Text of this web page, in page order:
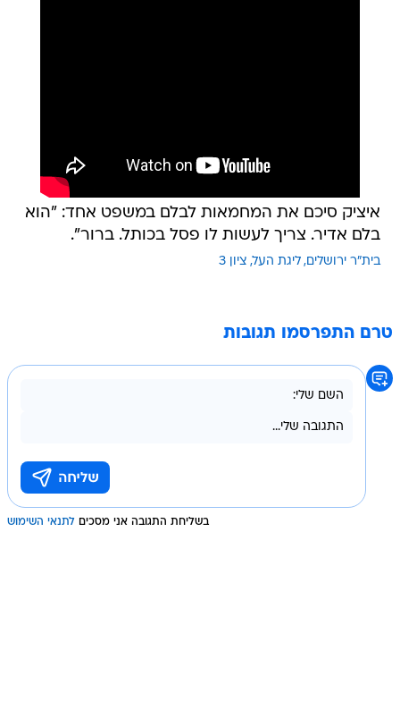
איציק סיכם את המחמאות לבלם במשפט אחד: "הוא
בלם אדיר. צריך לעשות לו פסל בכותל. ברור".
בית"ר ירושלים ליגת העל ציון 3
טרם התפרסמו תגובות
בשליחת התגובה אני מסכים לתנאי השימוש